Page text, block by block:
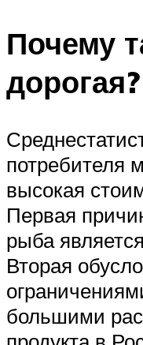
Почему
дорогая?
потребителя
высокая
Первая
рыба
Вторая
большими